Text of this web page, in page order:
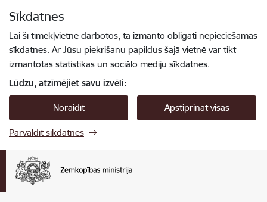
Sīkdatnes
Lai šī tīmekļvietne darbotos, tā izmanto obligāti nepieciešamās
sīkdatnes. Ar Jūsu piekrišanu papildus šajā vietnē var tikt
izmantotas statistikas un sociālo mediju sīkdatnes.
Lūdzu, atzīmējiet savu izvēli:
Noraidīt Apstiprināt visas
Pārvaldīt sīkdatnes